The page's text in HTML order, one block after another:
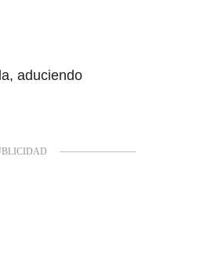
aduciendo